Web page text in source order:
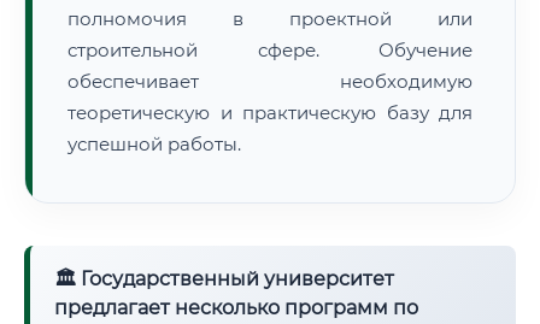
полномочия в проектной или
строительной сфере. Обучение
обеспечивает необходимую
теоретическую и практическую базу для
успешной работы.
🏛 Государственный университет
предлагает несколько программ по